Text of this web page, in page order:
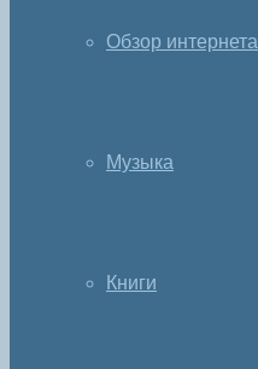
Обзор интернета
Музыка
Книги